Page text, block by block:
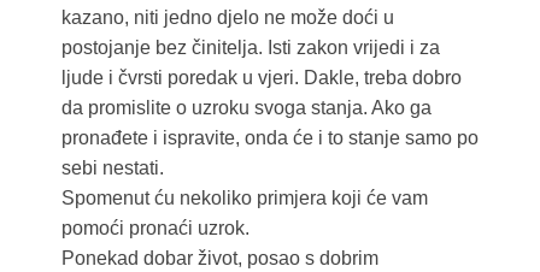
kazano, niti jedno djelo ne može doći u
postojanje bez činitelja. Isti zakon vrijedi i za
ljude i čvrsti poredak u vjeri. Dakle, treba dobro
da promislite o uzroku svoga stanja. Ako ga
pronađete i ispravite, onda će i to stanje samo po
sebi nestati.
Spomenut ću nekoliko primjera koji će vam
pomoći pronaći uzrok.
Ponekad dobar život, posao s dobrim